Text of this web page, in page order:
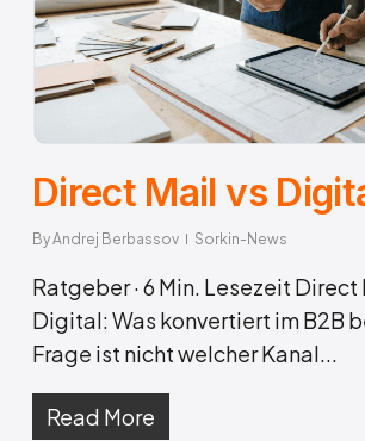
Direct Mail vs
ByAndrej Berbassov Sorkin-News
Ratgeber · 6 Min. Lesezeit Direct
Digital: Was konvertiert im B2B
Frage ist nicht welcher Kanal...
Read More